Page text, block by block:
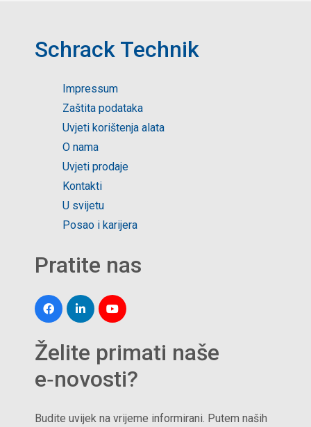
Schrack Technik
Impressum
Zaštita podataka
Uvjeti korištenja alata
O nama
Uvjeti prodaje
Kontakti
U svijetu
Posao i karijera
Pratite nas
Želite primati naše
e‑novosti?
Budite uvijek na vrijeme informirani. Putem naših